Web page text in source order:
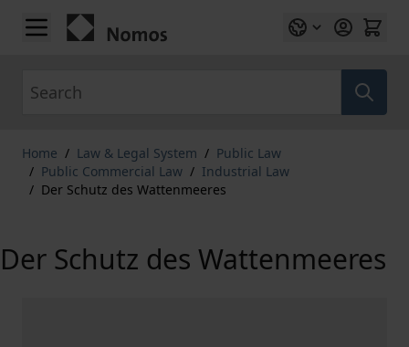
Skip to Content
Home / Law & Legal System / Public Law
/ Public Commercial Law / Industrial Law
/ Der Schutz des Wattenmeeres
Der Schutz des Wattenmeeres